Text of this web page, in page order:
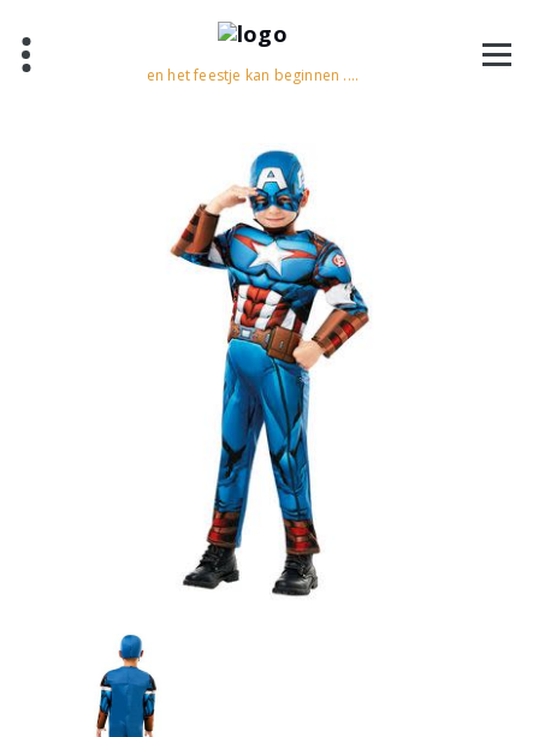
en het feestje kan beginnen ....